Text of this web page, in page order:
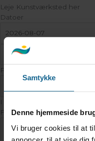
Samtykke
Denne hjemmeside
Vi bruger cookies til at
Kunstværksted
Datoer
Personer
I alt
Formål/Aktivitet*